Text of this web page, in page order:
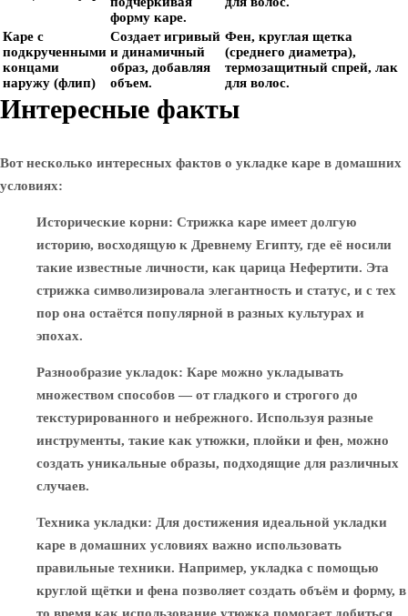
форму каре.
Каре с
подкрученными
концами
наружу (флип)
Создает игривый
и динамичный
образ, добавляя
объем.
Фен, круглая щетка
(среднего диаметра),
термозащитный спрей, лак
для волос.
Интересные факты
Вот несколько интересных фактов о укладке каре в домашних
условиях:
Исторические корни: Стрижка каре имеет долгую
историю, восходящую к Древнему Египту, где её носили
такие известные личности, как царица Нефертити. Эта
стрижка символизировала элегантность и статус, и с тех
пор она остаётся популярной в разных культурах и
эпохах.
Разнообразие укладок: Каре можно укладывать
множеством способов — от гладкого и строгого до
текстурированного и небрежного. Используя разные
инструменты, такие как утюжки, плойки и фен, можно
создать уникальные образы, подходящие для различных
случаев.
Техника укладки: Для достижения идеальной укладки
каре в домашних условиях важно использовать
правильные техники. Например, укладка с помощью
круглой щётки и фена позволяет создать объём и форму, в